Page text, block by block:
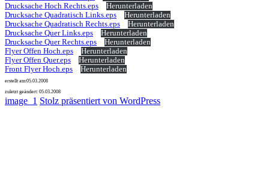
Drucksache Hoch Rechts.eps
Herunterladen
Drucksache Quadratisch Links.eps
Herunterladen
Drucksache Quadratisch Rechts.eps
Herunterladen
Drucksache Quer Links.eps
Herunterladen
Drucksache Quer Rechts.eps
Herunterladen
Flyer Offen Hoch.eps
Herunterladen
Flyer Offen Quer.eps
Herunterladen
Front Flyer Hoch.eps
Herunterladen
erstellt am:05.03.2008
zuletzt geändert: 05.03.2008
image_1 Stolz präsentiert von WordPress